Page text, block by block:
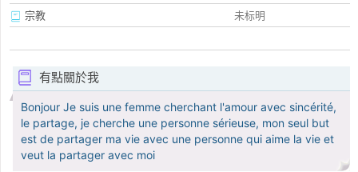
宗教
未标明
有點關於我
Bonjour Je suis une femme cherchant l'amour avec sincérité,
le partage, je cherche une personne sérieuse, mon seul but
est de partager ma vie avec une personne qui aime la vie et
veut la partager avec moi